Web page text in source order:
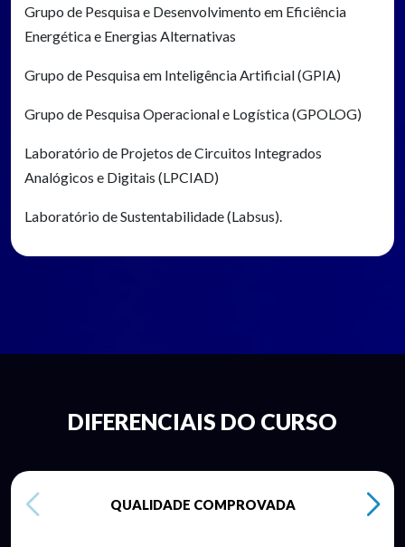
Grupo de Pesquisa e Desenvolvimento em Eficiência
Energética e Energias Alternativas
Grupo de Pesquisa em Inteligência Artificial (GPIA)
Grupo de Pesquisa Operacional e Logística (GPOLOG)
Laboratório de Projetos de Circuitos Integrados
Analógicos e Digitais (LPCIAD)
Laboratório de Sustentabilidade (Labsus).
DIFERENCIAIS DO CURSO
QUALIDADE COMPROVADA